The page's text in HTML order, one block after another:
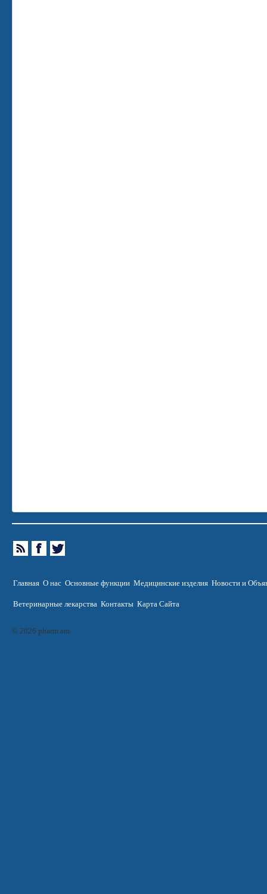
Главная О нас Основные функции Медицинские изделия Новости и
Ветеринарные лекарства Контакты Карта Сайта
© 2026 pharm.am